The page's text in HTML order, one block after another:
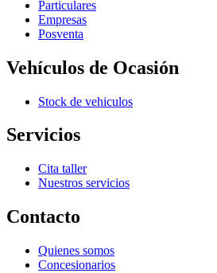
Particulares
Empresas
Posventa
Vehículos de Ocasión
Stock de vehiculos
Servicios
Cita taller
Nuestros servicios
Contacto
Quienes somos
Concesionarios